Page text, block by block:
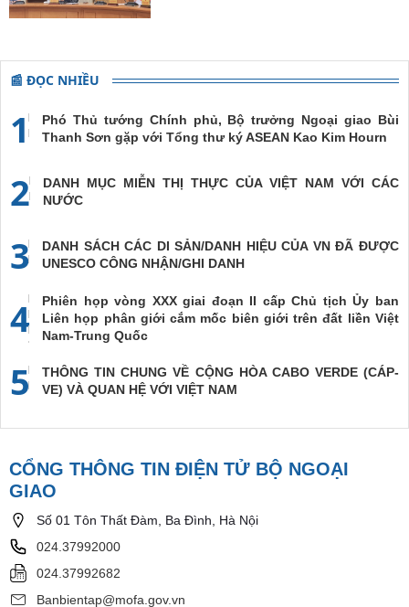
📰 ĐỌC NHIỀU
1
Phó Thủ tướng Chính phủ, Bộ trưởng Ngoại giao Bùi
Thanh Sơn gặp với Tổng thư ký ASEAN Kao Kim Hourn
2
DANH MỤC MIỄN THỊ THỰC CỦA VIỆT NAM VỚI CÁC
NƯỚC
3
DANH SÁCH CÁC DI SẢN/DANH HIỆU CỦA VN ĐÃ ĐƯỢC
UNESCO CÔNG NHẬN/GHI DANH
4
Phiên họp vòng XXX giai đoạn II cấp Chủ tịch Ủy ban
Liên họp phân giới cắm mốc biên giới trên đất liền Việt
Nam-Trung Quốc
5
THÔNG TIN CHUNG VỀ CỘNG HÒA CABO VERDE (CÁP-
VE) VÀ QUAN HỆ VỚI VIỆT NAM
CỔNG THÔNG TIN ĐIỆN TỬ BỘ NGOẠI
GIAO
Số 01 Tôn Thất Đàm, Ba Đình, Hà Nội
024.37992000
024.37992682
Banbientap@mofa.gov.vn